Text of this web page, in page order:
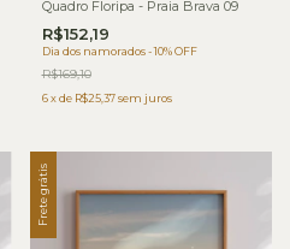
Quadro Floripa - Praia Brava 09
R$152,19
Dia dos namorados - 10% OFF
R$169,10
6 xde R$25,37 sem juros
Frete grátis